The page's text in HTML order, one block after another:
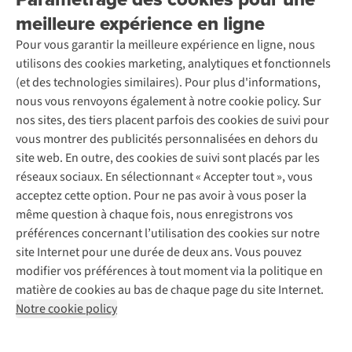
meilleure expérience en ligne
Pour vous garantir la meilleure expérience en ligne, nous
utilisons des cookies marketing, analytiques et fonctionnels
(et des technologies similaires). Pour plus d'informations,
nous vous renvoyons également à notre cookie policy. Sur
nos sites, des tiers placent parfois des cookies de suivi pour
vous montrer des publicités personnalisées en dehors du
site web. En outre, des cookies de suivi sont placés par les
réseaux sociaux. En sélectionnant « Accepter tout », vous
acceptez cette option. Pour ne pas avoir à vous poser la
même question à chaque fois, nous enregistrons vos
préférences concernant l’utilisation des cookies sur notre
site Internet pour une durée de deux ans. Vous pouvez
modifier vos préférences à tout moment via la politique en
matière de cookies au bas de chaque page du site Internet.
Notre cookie policy
Rétractation d'une commande
Entretien & réparations
Garantie
Contactez-nous
Entreprise responsable
À propos d’Ayacucho
Nos magasins
À propos d’A.S.Adventure
Déclaration d'accessibilité
Location / Location sports d’hiver
Seconde-main
Entretien de ski
Service de lavage
Entretien de chaussures
Réparation de chaussures
Réparation de vêtements
Retouches
Pour les entreprises
Découvrez
A.S.Magazine
Explore Camp
Expertise & conseils
Abonnez-vous à la newsletter
Suivez-nous
Mentions légales
Politique de confidentialité
Conditions générales
Cookie Policy